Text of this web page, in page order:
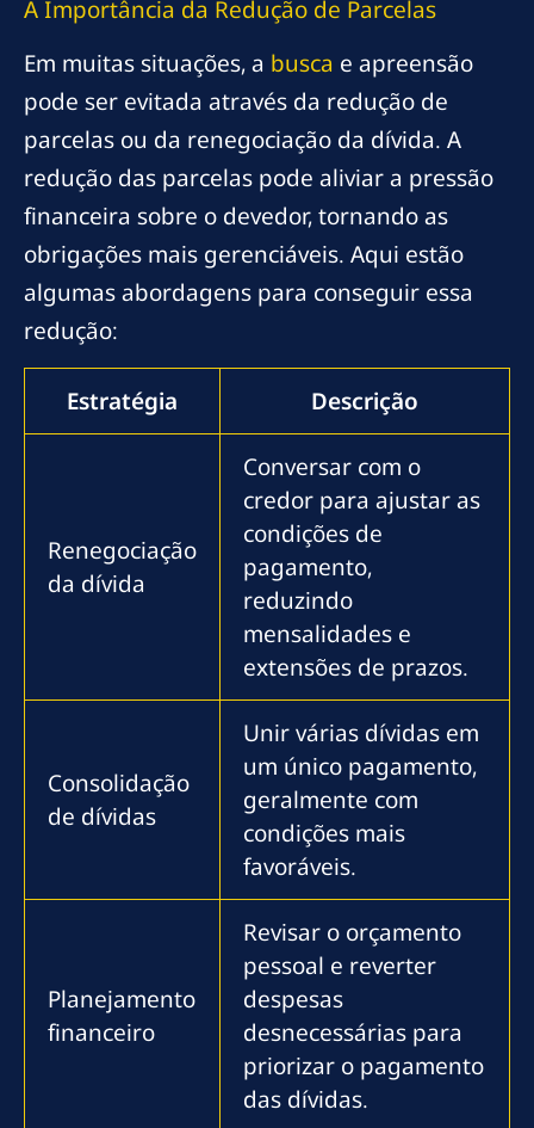
A Importância da Redução de Parcelas
Em muitas situações, a busca e apreensão
pode ser evitada através da redução de
parcelas ou da renegociação da dívida. A
redução das parcelas pode aliviar a pressão
financeira sobre o devedor, tornando as
obrigações mais gerenciáveis. Aqui estão
algumas abordagens para conseguir essa
redução:
Estratégia Descrição
Renegociação
da dívida
Conversar com o
credor para ajustar as
condições de
pagamento,
reduzindo
mensalidades e
extensões de prazos.
Consolidação
de dívidas
Unir várias dívidas em
um único pagamento,
geralmente com
condições mais
favoráveis.
Planejamento
financeiro
Revisar o orçamento
pessoal e reverter
despesas
desnecessárias para
priorizar o pagamento
das dívidas.